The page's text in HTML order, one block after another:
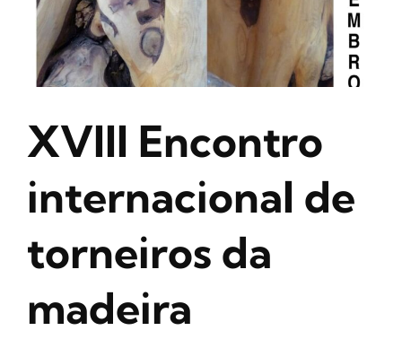
XVIII Encontro
internacional de
torneiros da
madeira